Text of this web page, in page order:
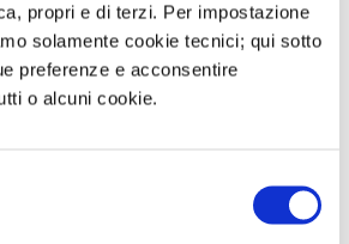
propri e di terzi. Per impostazione
solamente cookie tecnici; qui sotto
preferenze e acconsentire
o alcuni cookie.
devi effettuare